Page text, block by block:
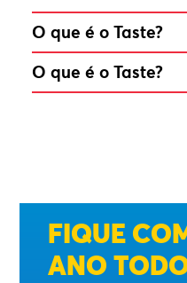
O que é o Taste?
O que é o Taste?
FIQUE
ANO